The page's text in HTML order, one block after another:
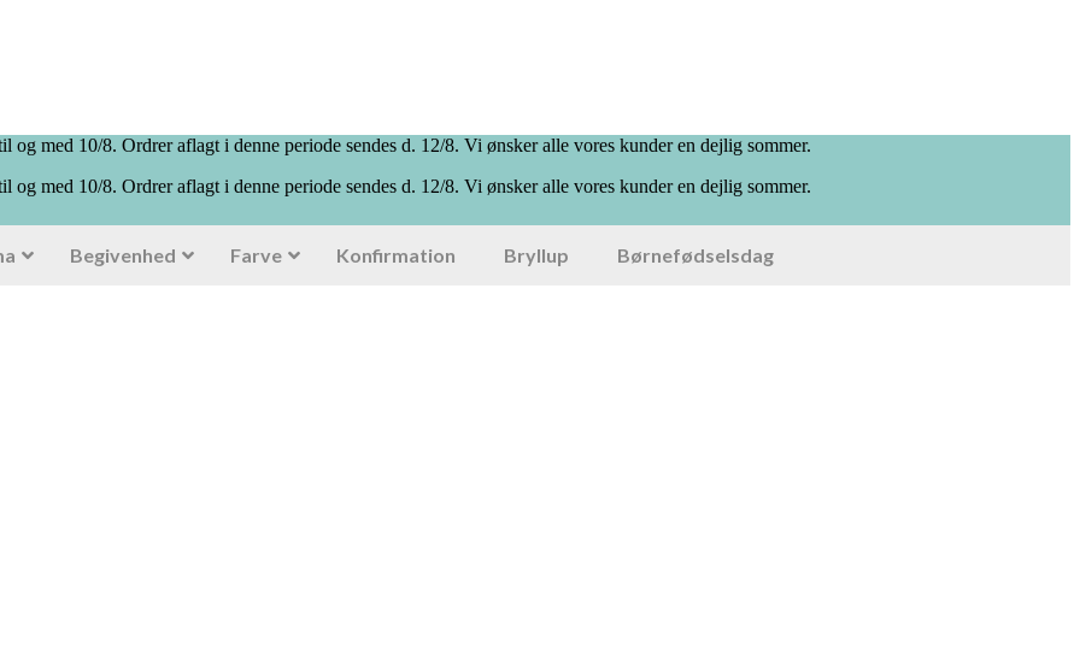
med 10/8. Ordrer aflagt i denne periode sendes d. 12/8. Vi ønsker alle vores kunder en dejlig sommer.
med 10/8. Ordrer aflagt i denne periode sendes d. 12/8. Vi ønsker alle vores kunder en dejlig sommer.
Begivenhed Farve Konfirmation Bryllup Børnefødselsdag